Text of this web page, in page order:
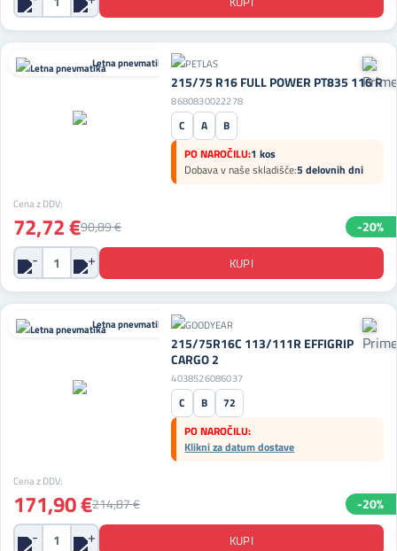
Letna pnevmatika
215/75 R16 FULL POWER PT835 116 R
8680830022278
C A
B
PO NAROČILU:1 kos
Dobava v naše skladišče:5 delovnih dni
Cena z DDV:
72,72 €90,89 € -20%
Letna pnevmatika
215/75R16C 113/111R EFFIGRIP
CARGO 2
4038526086037
C B
72
PO NAROČILU:
Klikni za datum dostave
Cena z DDV:
171,90 €214,87 € -20%